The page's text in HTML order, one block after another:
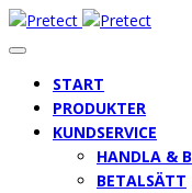
START
PRODUKTER
KUNDSERVICE
HANDLA &
BETALSÄTT